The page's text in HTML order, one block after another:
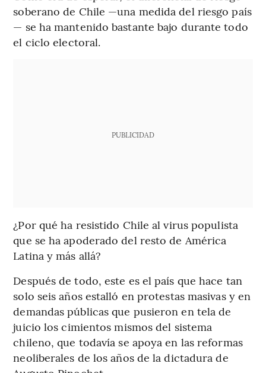
soberano de Chile —una medida del riesgo país
— se ha mantenido bastante bajo durante todo
el ciclo electoral.
PUBLICIDAD
¿Por qué ha resistido Chile al virus populista
que se ha apoderado del resto de América
Latina y más allá?
Después de todo, este es el país que hace tan
solo seis años estalló en protestas masivas y en
demandas públicas que pusieron en tela de
juicio los cimientos mismos del sistema
chileno, que todavía se apoya en las reformas
neoliberales de los años de la dictadura de